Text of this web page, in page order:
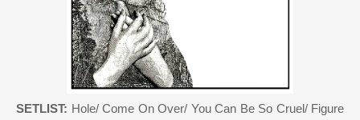
SETLIST: Hole/ Come On Over/ You Can Be So Cruel/ Figure